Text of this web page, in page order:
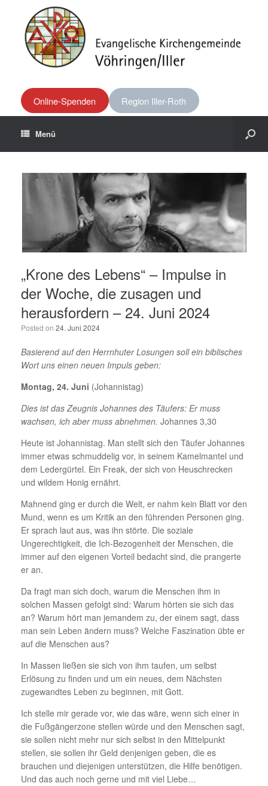
Online-Spenden Region Iller-Roth
Menü
„Krone des Lebens“ – Impulse in
der Woche, die zusagen und
herausfordern – 24. Juni 2024
Posted on 24. Juni 2024
Basierend auf den Herrnhuter Losungen soll ein biblisches
Wort uns einen neuen Impuls geben:
Montag, 24. Juni (Johannistag)
Dies ist das Zeugnis Johannes des Täufers: Er muss
wachsen, ich aber muss abnehmen. Johannes 3,30
Heute ist Johannistag. Man stellt sich den Täufer Johannes
immer etwas schmuddelig vor, in seinem Kamelmantel und
dem Ledergürtel. Ein Freak, der sich von Heuschrecken
und wildem Honig ernährt.
Mahnend ging er durch die Welt, er nahm kein Blatt vor den
Mund, wenn es um Kritik an den führenden Personen ging.
Er sprach laut aus, was ihn störte. Die soziale
Ungerechtigkeit, die Ich-Bezogenheit der Menschen, die
immer auf den eigenen Vorteil bedacht sind, die prangerte
er an.
Da fragt man sich doch, warum die Menschen ihm in
solchen Massen gefolgt sind: Warum hörten sie sich das
an? Warum hört man jemandem zu, der einem sagt, dass
man sein Leben ändern muss? Welche Faszination übte er
auf die Menschen aus?
In Massen ließen sie sich von ihm taufen, um selbst
Erlösung zu finden und um ein neues, dem Nächsten
zugewandtes Leben zu beginnen, mit Gott.
Ich stelle mir gerade vor, wie das wäre, wenn sich einer in
die Fußgängerzone stellen würde und den Menschen sagt,
sie sollen nicht mehr nur sich selbst in den Mittelpunkt
stellen, sie sollen ihr Geld denjenigen geben, die es
brauchen und diejenigen unterstützen, die Hilfe benötigen.
Und das auch noch gerne und mit viel Liebe…